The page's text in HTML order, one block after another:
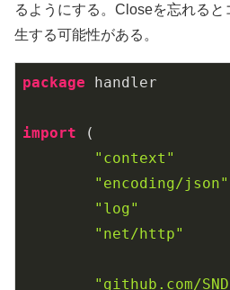
るようにする。Closeを忘れる
生する可能性がある。
package handler
import (
"context"
"encoding/json"
"log"
"net/http"
"github.com/